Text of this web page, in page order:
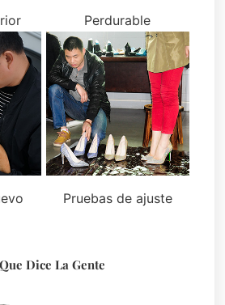
Perdurable
Pruebas de ajuste
Dice La Gente